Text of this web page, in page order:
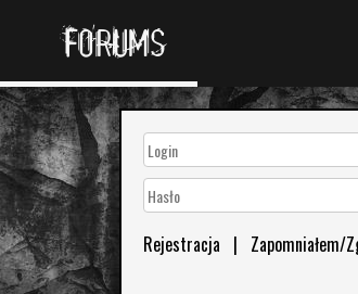
FORUMS
Rejestracja | Zapomniałem/